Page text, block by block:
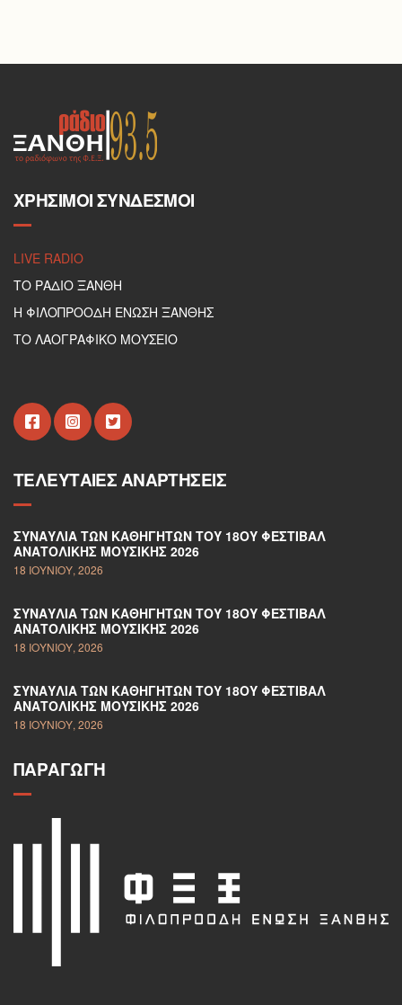
ΧΡΉΣΙΜΟΙ ΣΎΝΔΕΣΜΟΙ
LIVE RADIO
ΤΟ ΡΑΔΙΟ ΞΑΝΘΗ
Η ΦΙΛΟΠΡΟΟΔΗ ΕΝΩΣΗ ΞΑΝΘΗΣ
ΤΟ ΛΑΟΓΡΑΦΙΚΟ ΜΟΥΣΕΙΟ
ΤΕΛΕΥΤΑΊΕΣ ΑΝΑΡΤΉΣΕΙΣ
ΣΥΝΑΥΛΊΑ ΤΩΝ ΚΑΘΗΓΗΤΏΝ ΤΟΥ 18ΟΥ ΦΕΣΤΙΒΆΛ
ΑΝΑΤΟΛΙΚΉΣ ΜΟΥΣΙΚΉΣ 2026
18 ΙΟΥΝΊΟΥ, 2026
ΣΥΝΑΥΛΊΑ ΤΩΝ ΚΑΘΗΓΗΤΏΝ ΤΟΥ 18ΟΥ ΦΕΣΤΙΒΆΛ
ΑΝΑΤΟΛΙΚΉΣ ΜΟΥΣΙΚΉΣ 2026
18 ΙΟΥΝΊΟΥ, 2026
ΣΥΝΑΥΛΊΑ ΤΩΝ ΚΑΘΗΓΗΤΏΝ ΤΟΥ 18ΟΥ ΦΕΣΤΙΒΆΛ
ΑΝΑΤΟΛΙΚΉΣ ΜΟΥΣΙΚΉΣ 2026
18 ΙΟΥΝΊΟΥ, 2026
ΠΑΡΑΓΩΓΉ